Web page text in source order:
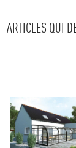
ARTICLES QUI